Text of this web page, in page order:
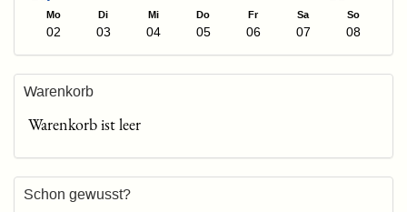
Mo Di Mi Do Fr Sa So
02 03 04 05 06 07 08
Warenkorb
Warenkorb ist leer
Schon gewusst?